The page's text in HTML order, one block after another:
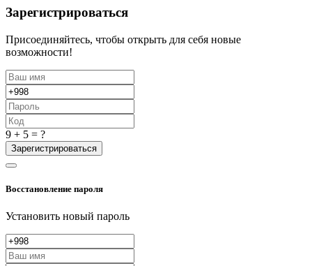
Зарегистрироваться
Присоединяйтесь, чтобы открыть для себя новые
возможности!
9 + 5 = ?
Зарегистрироваться
Восстановление пароля
Установить новый пароль